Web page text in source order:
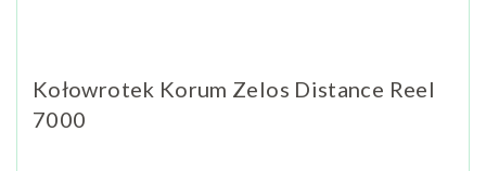
Kołowrotek Korum Zelos Distance Reel
7000